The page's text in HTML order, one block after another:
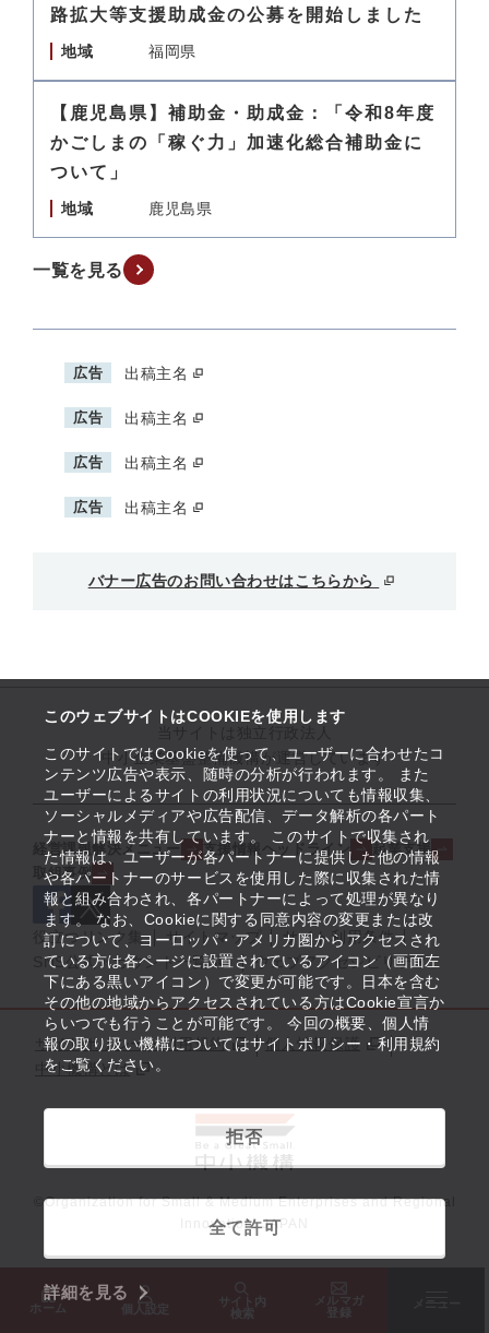
このウェブサイトはCOOKIEを使用します
このサイトではCookieを使って、ユーザーに合わせたコ
ンテンツ広告や表示、随時の分析が行われます。 また
ユーザーによるサイトの利用状況についても情報収集、
ソーシャルメディアや広告配信、データ解析の各パート
ナーと情報を共有しています。 このサイトで収集され
た情報は、ユーザーが各パートナーに提供した他の情報
や各パートナーのサービスを使用した際に収集された情
報と組み合わされ、各パートナーによって処理が異なり
ます。 なお、Cookieに関する同意内容の変更または改
訂について、ヨーロッパ・アメリカ圏からアクセスされ
ている方は各ページに設置されているアイコン（画面左
下にある黒いアイコン）で変更が可能です。日本を含む
その他の地域からアクセスされている方はCookie宣言か
らいつでも行うことが可能です。 今回の概要、個人情
報の取り扱い機構についてはサイトポリシー・利用規約
をご覧ください。
拒否
全て許可
詳細を見る
ホーム 個人設定
サイト内
検索
メルマガ
登録
路拡大等支援助成金の公募を開始しました
地域 福岡県
【鹿児島県】補助金・助成金：「令和8年度
かごしまの「稼ぐ力」加速化総合補助金に
ついて」
地域 鹿児島県
一覧を見る
広告 出稿主名
広告 出稿主名
広告 出稿主名
広告 出稿主名
バナー広告のお問い合わせはこちらから
中小企業基盤整備機構が運営しています
経営課題解決メニュー 支援情報ヘッドライン
起業支援
取組事例
役立つリンク集 サイトマップ
サイト利用条件
SNS公式アカウント一覧
ウェブアクセシビリティ
サイトポリシー・利用規約
個人情報保護
中小機構とは
©Organization for Small & Medium Enterprises and Regional
Innovation, JAPAN